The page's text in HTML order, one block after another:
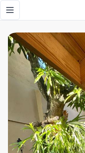
Toggle navigation
Casa en venta en Av.